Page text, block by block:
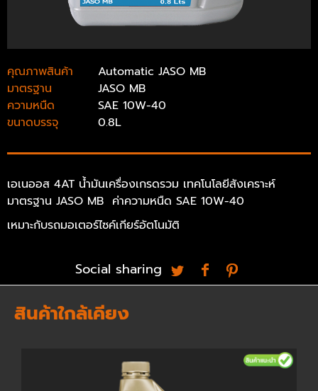
คุณภาพสินค้า
Automatic JASO MB
มาตรฐาน
JASO MB
ความหนืด
SAE 10W-40
ขนาดบรรจุ
0.8L
เอเนออส 4AT น้ำมันเครื่องเกรดรวม เทคโนโลยีสังเคราะห์
มาตรฐาน JASO MB ค่าความหนืด SAE 10W-40
เหมาะกับรถมอเตอร์ไซค์เกียร์อัตโนมัติ
Social sharing
สินค้าใกล้เคียง